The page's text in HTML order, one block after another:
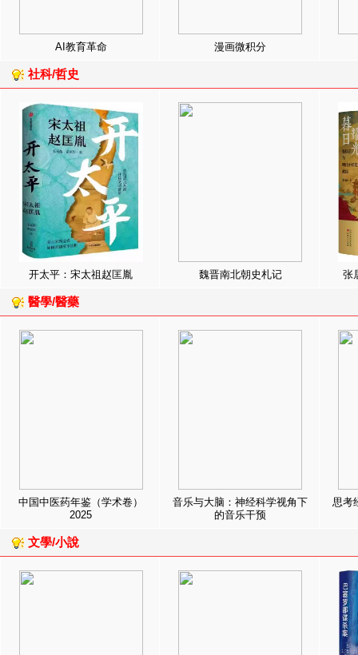
AI教育革命 漫画微积分
社科/哲史
开太平：宋太祖赵匡胤 魏晋南北朝史札记 张
醫學/醫藥
中国中医药年鉴（学术卷）
2025
音乐与大脑：神经科学视角下
的音乐干预
思考
文學/小說